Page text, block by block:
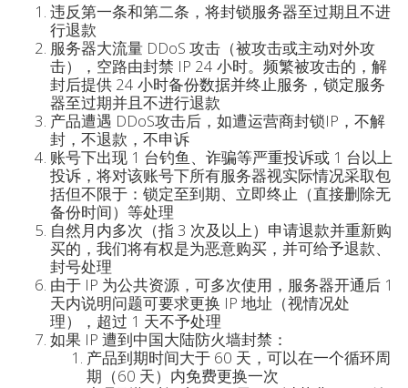
违反第一条和第二条，将封锁服务器至过期且不进
行退款
服务器大流量 DDoS 攻击（被攻击或主动对外攻
击），空路由封禁 IP 24 小时。频繁被攻击的，解
封后提供 24 小时备份数据并终止服务，锁定服务
器至过期并且不进行退款
产品遭遇 DDoS攻击后，如遭运营商封锁IP，不解
封，不退款，不申诉
账号下出现 1 台钓鱼、诈骗等严重投诉或 1 台以上
投诉，将对该账号下所有服务器视实际情况采取包
括但不限于：锁定至到期、立即终止（直接删除无
备份时间）等处理
自然月内多次（指 3 次及以上）申请退款并重新购
买的，我们将有权是为恶意购买，并可给予退款、
封号处理
由于 IP 为公共资源，可多次使用，服务器开通后 1
天内说明问题可要求更换 IP 地址（视情况处
理），超过 1 天不予处理
如果 IP 遭到中国大陆防火墙封禁：
产品到期时间大于 60 天，可以在一个循环周
期（60 天）内免费更换一次